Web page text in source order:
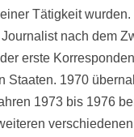
Tätigkeit
nach dem
erste
Staaten. 1970
1973 bis 1976